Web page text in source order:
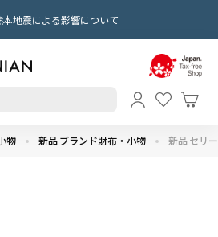
地震による影響について
物 新品 ブランド財布・小物 新品 セリ